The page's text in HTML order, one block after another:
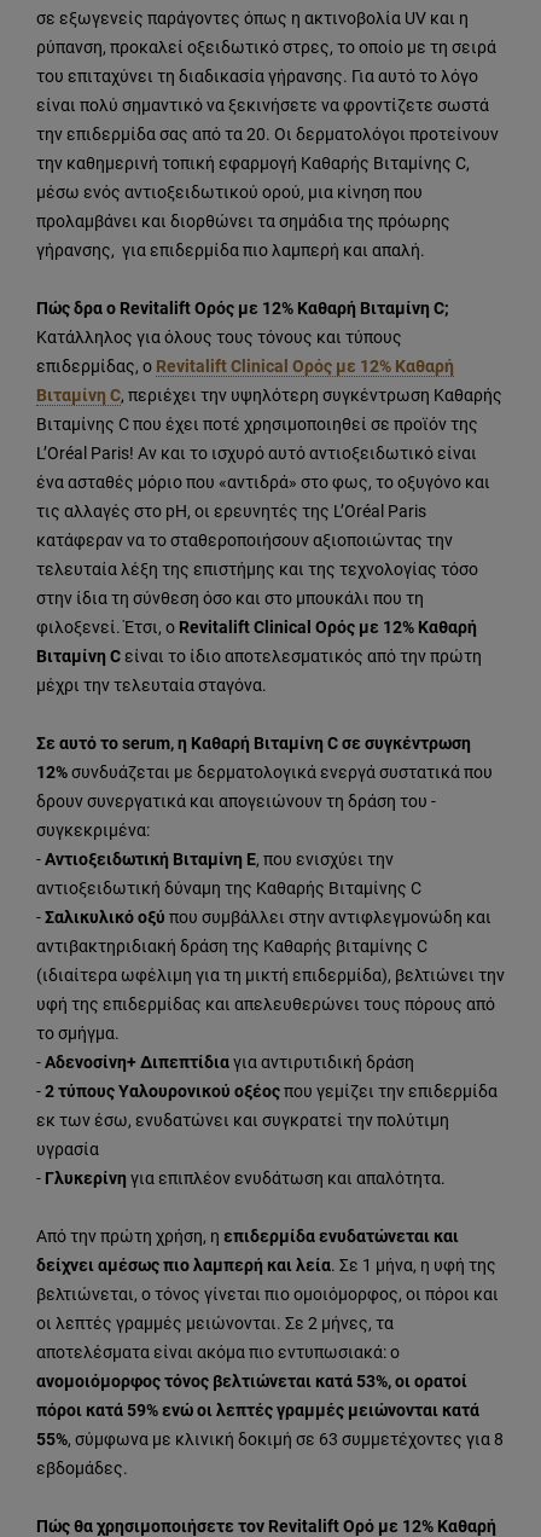
σε εξωγενείς παράγοντες όπως η ακτινοβολία UV και η
ρύπανση, προκαλεί οξειδωτικό στρες, το οποίο με τη σειρά
του επιταχύνει τη διαδικασία γήρανσης. Για αυτό το λόγο
είναι πολύ σημαντικό να ξεκινήσετε να φροντίζετε σωστά
την επιδερμίδα σας από τα 20. Οι δερματολόγοι προτείνουν
την καθημερινή τοπική εφαρμογή Καθαρής Βιταμίνης C,
μέσω ενός αντιοξειδωτικού ορού, μια κίνηση που
προλαμβάνει και διορθώνει τα σημάδια της πρόωρης
γήρανσης, για επιδερμίδα πιο λαμπερή και απαλή.
Πώς δρα ο Revitalift Ορός με 12% Kαθαρή Βιταμίνη C;
Κατάλληλος για όλους τους τόνους και τύπους
επιδερμίδας, ο Revitalift Clinical Ορός με 12% Καθαρή
Βιταμίνη C, περιέχει την υψηλότερη συγκέντρωση Καθαρής
Βιταμίνης C που έχει ποτέ χρησιμοποιηθεί σε προϊόν της
L’Oréal Paris! Αν και το ισχυρό αυτό αντιοξειδωτικό είναι
ένα ασταθές μόριο που «αντιδρά» στο φως, το οξυγόνο και
τις αλλαγές στο pH, οι ερευνητές της L’Oréal Paris
κατάφεραν να το σταθεροποιήσουν αξιοποιώντας την
τελευταία λέξη της επιστήμης και της τεχνολογίας τόσο
στην ίδια τη σύνθεση όσο και στο μπουκάλι που τη
φιλοξενεί. Έτσι, ο Revitalift Clinical Ορός με 12% Καθαρή
Βιταμίνη Cείναι το ίδιο αποτελεσματικός από την πρώτη
μέχρι την τελευταία σταγόνα.
Σε αυτό το serum, η Καθαρή Βιταμίνη C σε συγκέντρωση
12%συνδυάζεται με δερματολογικά ενεργά συστατικά που
δρουν συνεργατικά και απογειώνουν τη δράση του -
συγκεκριμένα:
-Αντιοξειδωτική Βιταμίνη Ε, που ενισχύει την
αντιοξειδωτική δύναμη της Καθαρής Βιταμίνης C
-Σαλικυλικό οξύ που συμβάλλει στην αντιφλεγμονώδη και
αντιβακτηριδιακή δράση της Καθαρής βιταμίνης C
(ιδιαίτερα ωφέλιμη για τη μικτή επιδερμίδα), βελτιώνει την
υφή της επιδερμίδας και απελευθερώνει τους πόρους από
το σμήγμα.
-Αδενοσίνη+ Διπεπτίδιαγια αντιρυτιδική δράση
-2 τύπους Υαλουρονικού οξέοςπου γεμίζει την επιδερμίδα
εκ των έσω, ενυδατώνει και συγκρατεί την πολύτιμη
υγρασία
- Γλυκερίνη για επιπλέον ενυδάτωση και απαλότητα.
Από την πρώτη χρήση, η επιδερμίδα ενυδατώνεται και
δείχνει αμέσως πιο λαμπερή και λεία. Σε 1 μήνα, η υφή της
βελτιώνεται, ο τόνος γίνεται πιο ομοιόμορφος, οι πόροι και
οι λεπτές γραμμές μειώνονται. Σε 2 μήνες, τα
αποτελέσματα είναι ακόμα πιο εντυπωσιακά: ο
ανομοιόμορφος τόνος βελτιώνεται κατά 53%, οι ορατοί
πόροι κατά 59% ενώ οι λεπτές γραμμές μειώνονται κατά
55%, σύμφωνα με κλινική δοκιμή σε 63 συμμετέχοντες για 8
εβδομάδες.
Πώς θα χρησιμοποιήσετε τον Revitalift Ορό με 12% Καθαρή